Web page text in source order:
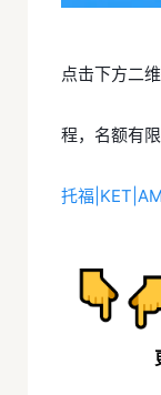
点击下方二
程，名额有
托福